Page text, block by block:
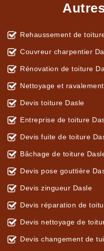
Rehaussement de
Couvreur charpentier
Rénovation de toiture
Nettoyage et
Devis toiture Dasle
Entreprise de toiture
Devis fuite de toiture
Bâchage de toiture
Devis pose gouttière
Devis zingueur Dasle
Devis réparation de
Devis nettoyage de
Devis changement de